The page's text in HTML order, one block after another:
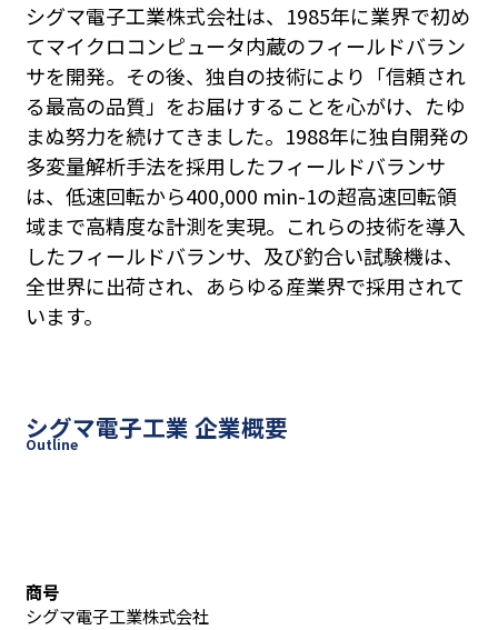
シグマ電子工業株式会社は、1985年に業界で初め
てマイクロコンピュータ内蔵のフィールドバラン
サを開発。その後、独自の技術により「信頼され
る最高の品質」をお届けすることを心がけ、たゆ
まぬ努力を続けてきました。1988年に独自開発の
多変量解析手法を採用したフィールドバランサ
は、低速回転から400,000 min-1の超高速回転領
域まで高精度な計測を実現。これらの技術を導入
したフィールドバランサ、及び釣合い試験機は、
全世界に出荷され、あらゆる産業界で採用されて
います。
シグマ電子工業 企業概要
Outline
商号
シグマ電子工業株式会社